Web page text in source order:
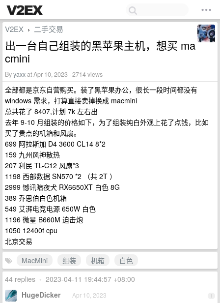
V2EX › 二手交易
出一台自己组装的黑苹果主机，想买 ma
cmini
Byyaxxat Apr 10, 2023 · 2714 views
全部都是京东自营购买。装了黑苹果办公，很长一段时间都没有
windows 需求，打算直接卖掉换成 macmini
总共花了 8407,计划 7k 左右出
去年 9-10 月组装的价格如下，为了组装纯白外观上花了点钱，比如
买了贵点的机箱和风扇。
699 阿拉斯加 D4 3600 CL14 8*2
159 九州风神散热
207 利民 TL-C12 风扇*3
1198 西部数据 SN570 *2 （共 2T ）
2999 憾讯暗夜犬 RX6650XT 白色 8G
389 乔思伯白色机箱
549 艾湃电竞电源 650W 白色
1196 微星 B660M 迫击炮
1050 12400f cpu
北京交易
MacMini
组装 机箱
白色
44 replies • 2023-04-11 19:44:57 +08:00
1
HugeDicker Apr 10, 2023